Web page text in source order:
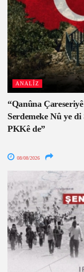
ANALÎZ
“Qanûna
Serdemeke Nû ye
PKKê de”
08/08/2026